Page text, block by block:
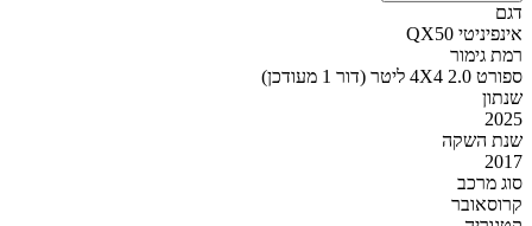
דגם
אינפיניטי QX50
רמת גימור
ספורט 4X4 2.0 ליטר (דור 1 מעודכן)
שנתון
2025
שנת השקה
2017
סוג מרכב
קרוסאובר